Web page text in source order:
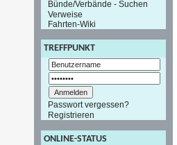
Bünde/Verbände - Suchen
Verweise
Fahrten-Wiki
TREFFPUNKT
Passwort vergessen?
Registrieren
ONLINE-STATUS